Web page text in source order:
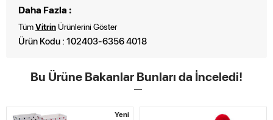
Daha Fazla :
TümVitrin Ürünlerini Göster
Ürün Kodu : 102403-6356 4018
Bu Ürüne Bakanlar Bunları da İnceledi!
Yeni